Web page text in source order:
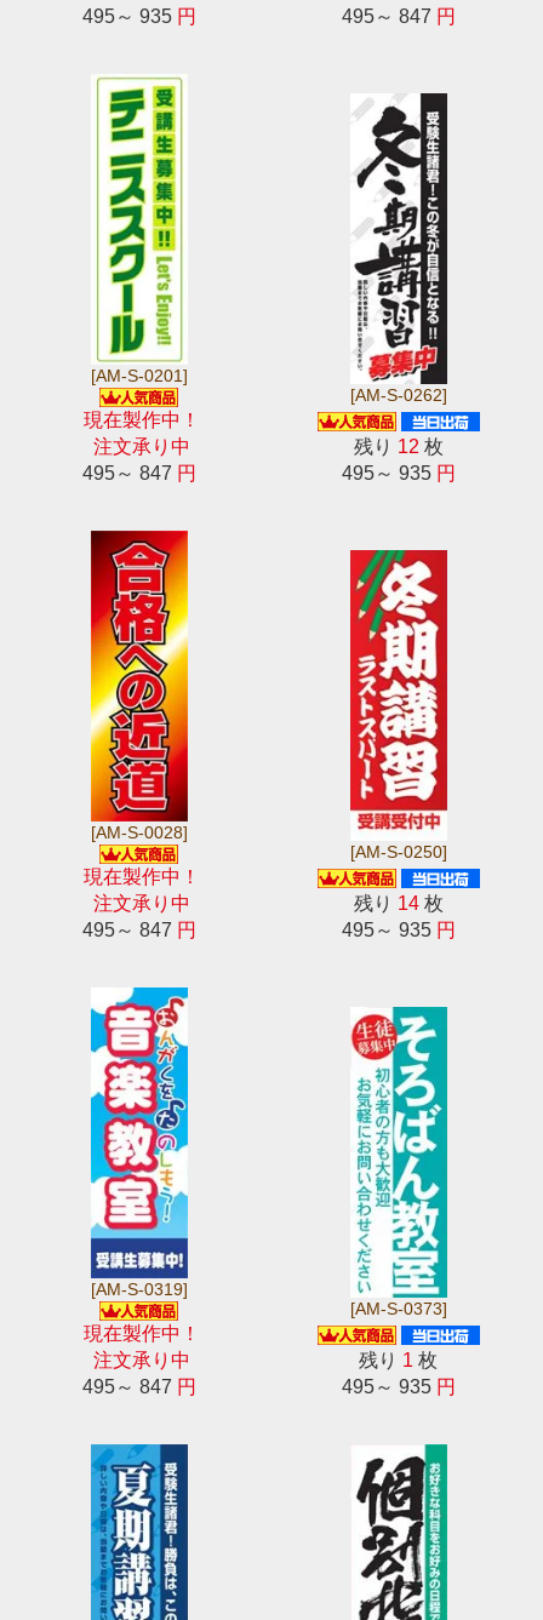
495～ 935 円
495～ 847 円
[AM-S-0201]
現在製作中！
注文承り中
495～ 847 円
[AM-S-0262]
残り 12 枚
495～ 935 円
[AM-S-0028]
現在製作中！
注文承り中
495～ 847 円
[AM-S-0250]
残り 14枚
495～ 935 円
[AM-S-0319]
現在製作中！
注文承り中
495～ 847 円
[AM-S-0373]
残り 1 枚
495～ 935 円